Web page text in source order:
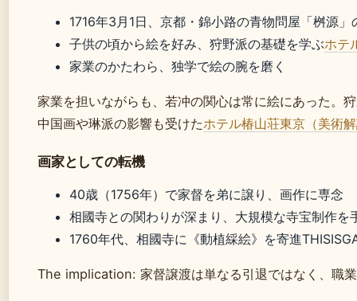
1716年3月1日、京都・錦小路の青物問屋「桝源
子供の頃から絵を好み、狩野派の基礎を学ぶホテ
家業のかたわら、独学で絵の腕を磨く
家業を担いながらも、若冲の関心は常に絵にあった。
中国画や琳派の影響も受けたホテル椿山荘東京（美術
画家としての転機
40歳（1756年）で家督を弟に譲り、画作に専念
相國寺との関わりが深まり、大規模な寺宝制作を
1760年代、相國寺に《動植綵絵》を寄進
The implication: 家督譲渡は単なる引退ではなく、職